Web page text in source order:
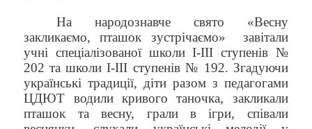
На народознавче свято «Весну
закликаємо, пташок зустрічаємо»
завітали
учні спеціалізованої школи І-ІІІ ступенів №
202 та школи І-ІІІ ступенів № 192. Згадуючи
українські традиції, діти разом з педагогами
ЦДЮТ водили кривого таночка, закликали
пташок та весну, грали в ігри, співали